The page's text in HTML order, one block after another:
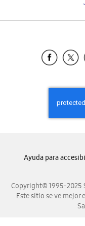
Copyright© 1995-2025
Este sitio se ve mejor
Ayuda para